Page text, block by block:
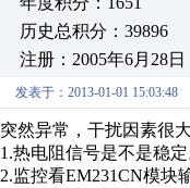
历史总积分：39896
注册：2005年6月28日
发表于：2013-01-01 15:03:48
突然异常，干扰因素很
1.热电阻信号是不是稳
2.监控看EM231CN模块